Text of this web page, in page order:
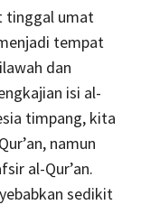
tinggal umat
tempat
dan
isi al-
timpang, kita
namun
al-Qur’an.
sedikit